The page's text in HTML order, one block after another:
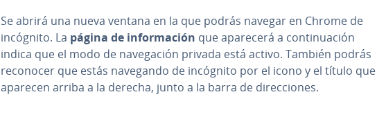
Se abrirá una nueva ventana en la que podrás navegar en Chrome de
incógnito. La página de in­fo­r­ma­ción que aparecerá a co­n­ti­nua­ción
indica que el modo de na­ve­ga­ción privada está activo. También podrás
reconocer que estás navegando de incógnito por el icono y el título que
aparecen arriba a la derecha, junto a la barra de di­re­c­cio­nes.